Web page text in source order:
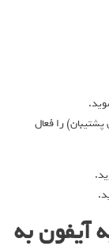
را فعال
آیفون به